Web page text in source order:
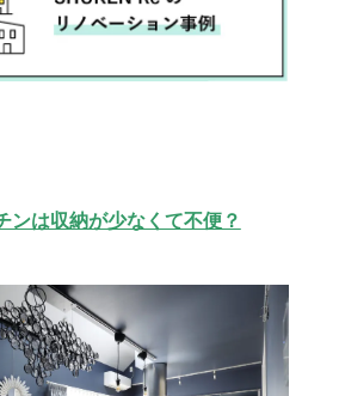
は収納が少なくて不便？